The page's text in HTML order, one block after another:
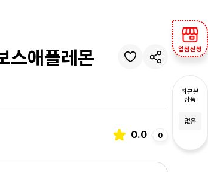
입점신청
최근본
상품
없음
스애플레몬
0.0 0